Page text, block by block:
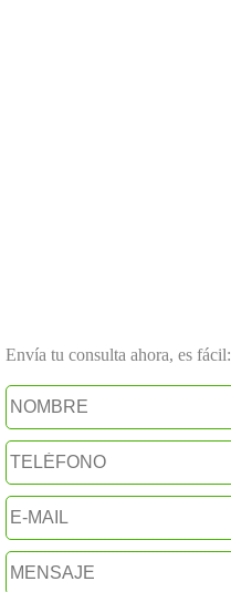
Envía tu consulta ahora, es fácil: